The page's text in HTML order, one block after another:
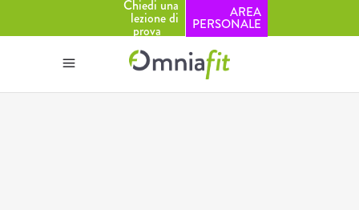
Chiedi una
lezione di
prova
AREA
PERSONALE